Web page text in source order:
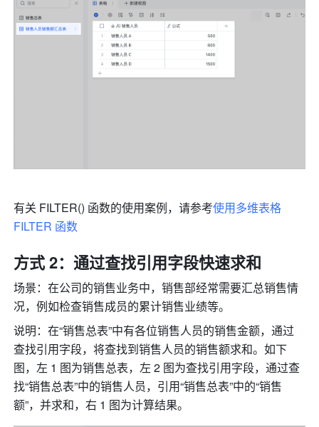
有关 FILTER() 函数的使用案例，请参考使用多维表格
FILTER 函数
方式 2：通过查找引用字段快速求和
场景：在公司的销售业务中，销售部经常需要汇总销售情
况，例如检查销售成员的累计销售业绩等。
说明：在“销售总表”中有各位销售人员的销售金额，通过
查找引用字段，将查找到销售人员的销售额求和。如下
图，左 1 图为销售总表，左 2 图为查找引用字段，通过查
找“销售总表”中的销售人员，引用“销售总表”中的“销售
额”，并求和，右 1 图为计算结果。